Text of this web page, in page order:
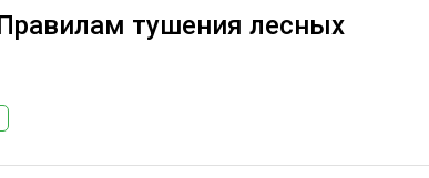
КРУПНЫМ ПЛАНОМ
тушения лесных